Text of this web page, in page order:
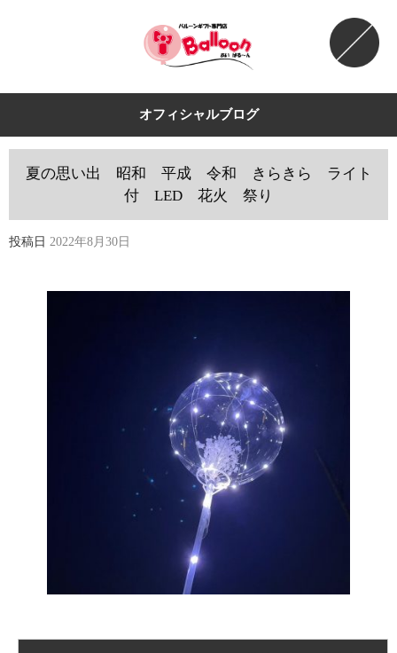
オフィシャルブログ
夏の思い出 昭和 平成 令和 きらきら ライト
付 LED 花火 祭り
投稿日 2022年8月30日